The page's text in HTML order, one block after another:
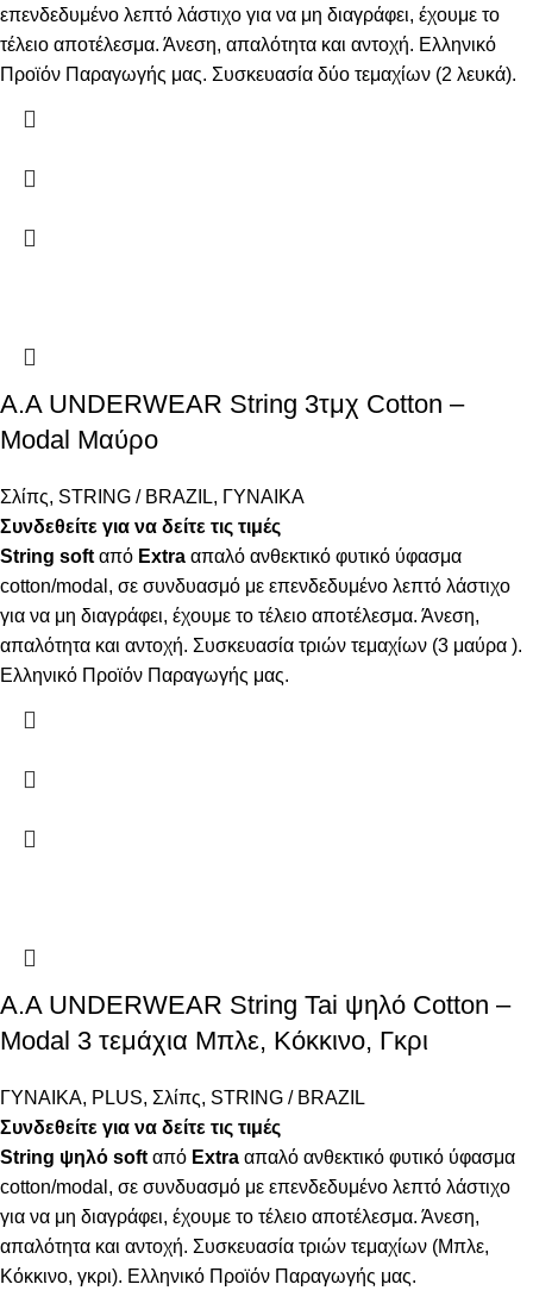
επενδεδυμένο λεπτό λάστιχο για να μη διαγράφει, έχουμε το
τέλειο αποτέλεσμα. Άνεση, απαλότητα και αντοχή. Ελληνικό
Προϊόν Παραγωγής μας. Συσκευασία δύο τεμαχίων (2 λευκά).
Α.A UNDERWEAR String 3τμχ Cotton –
Modal Μαύρο
Σλίπς, STRING / BRAZIL, ΓΥΝΑΙΚΑ
Συνδεθείτε για να δείτε τις τιμές
String soft από Extra απαλό ανθεκτικό φυτικό ύφασμα
cotton/modal, σε συνδυασμό με επενδεδυμένο λεπτό λάστιχο
για να μη διαγράφει, έχουμε το τέλειο αποτέλεσμα. Άνεση,
απαλότητα και αντοχή. Συσκευασία τριών τεμαχίων (3 μαύρα ).
Ελληνικό Προϊόν Παραγωγής μας.
A.A UNDERWEAR String Tai ψηλό Cotton –
Modal 3 τεμάχια Μπλε, Κόκκινο, Γκρι
ΓΥΝΑΙΚΑ, PLUS, Σλίπς, STRING / BRAZIL
Συνδεθείτε για να δείτε τις τιμές
String ψηλό soft από Extra απαλό ανθεκτικό φυτικό ύφασμα
cotton/modal, σε συνδυασμό με επενδεδυμένο λεπτό λάστιχο
για να μη διαγράφει, έχουμε το τέλειο αποτέλεσμα. Άνεση,
απαλότητα και αντοχή. Συσκευασία τριών τεμαχίων (Μπλε,
Κόκκινο, γκρι). Ελληνικό Προϊόν Παραγωγής μας.